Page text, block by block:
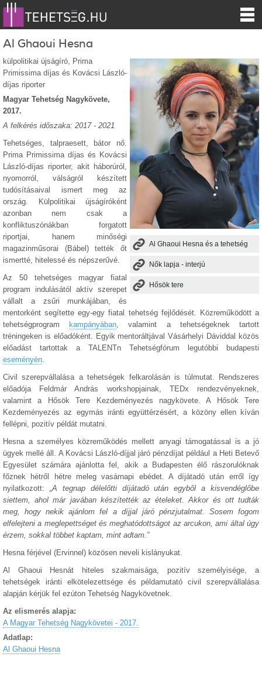
Al Ghaoui Hesna
Al Ghaoui Hesna és a tehetség
Nők lapja - interjú
Hősök tere
külpolitikai újságíró, Prima
Primissima díjas és Kovácsi László-
díjas riporter
Magyar Tehetség Nagykövete,
2017.
A felkérés időszaka: 2017 - 2021
Tehetséges, talpraesett, bátor nő.
Prima Primissima díjas és Kovácsi
László-díjas riporter, akit háborúról,
nyomorról, válságról készített
tudósításaival ismert meg az
ország. Külpolitikai újságíróként
azonban nem csak a
konfliktuszónákban forgatott
riportjai, hanem minőségi
magazinműsorai (Bábel) tették őt
ismertté, hitelessé és népszerűvé.
Az 50 tehetséges magyar fiatal
program indulásától aktív szerepet
vállalt a zsűri munkájában, és
mentorként segítette egy-egy fiatal tehetség fejlődését. Közreműködött a
tehetségprogram
kampányában, valamint a tehetségeknek tartott
tréningeken is előadóként. Egyik mentoráltjával Vásárhelyi Dáviddal közös
előadást tartottak a TALENTn Tehetségfórum legutóbbi budapesti
eseményén.
Civil szerepvállalása a tehetségek felkarolásán is túlmutat. Rendszeres
előadója Feldmár András workshopjainak, TEDx rendezvényeknek,
valamint a Hősök Tere Kezdeményezés nagykövete. A Hősök Tere
Kezdeményezés az egymás iránti együttérzésért, a közöny ellen kíván
fellépni, pozitív példát mutatni.
Hesna a személyes közreműködés mellett anyagi támogatással is a jó
ügyek mellé áll. A Kovácsi László-díjjal járó pénzdíjat például a Heti Betevő
Egyesület számára ajánlotta fel, akik a Budapesten élő rászorulóknak
főznek hétről hétre meleg vasárnapi ebédet. A díjátadó után erről így
nyilatkozott: „A tegnap délelőtti díjátadó után egyből a kisvendéglőbe
siettem, ahol már javában készítették az ételeket. Akkor és ott tudták
meg, hogy nekik ajánlom fel a díjjal járó pénzjutalmat. Sosem fogom
elfelejteni a meglepettséget és meghatódottságot az arcukon, ami által úgy
érzem, sokkal többet kaptam, mint adtam.”
Hesna férjével (Ervinnel) közösen neveli kislányukat.
Al Ghaoui Hesnát hiteles szakmaisága, pozitív személyisége, a
tehetségek iránti elkötelezettsége és példamutató civil szerepvállalása
alapján kérjük fel ezúton Tehetség Nagykövetnek.
Az elismerés alapja:
A Magyar Tehetség Nagykövetei - 2017.
Adatlap:
Al Ghaoui Hesna